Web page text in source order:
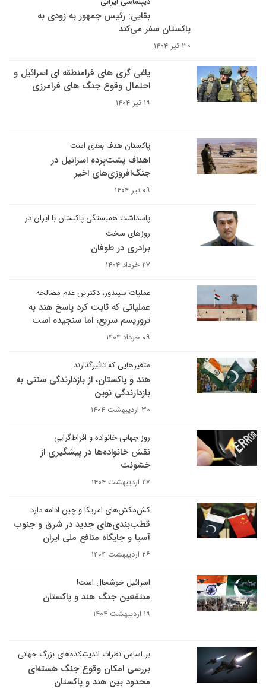
بقایی: رئیس جمهور به زودی به
پاکستان سفر می‌کند
۳۰ تیر ۱۴۰۴
یاغی گری های فرامنطقه ای اسرائیل و
احتمال وقوع جنگ های فرامرزی
۱۹ تیر ۱۴۰۴
پاکستان هدف بعدی است
اهداف پشت‌پرده اسرائیل در
جنگ‌افروزی‌های اخیر
۰۹ تیر ۱۴۰۴
پاسداشت همبستگی پاکستان با ایران در
روزهای سخت
برادری در طوفان
۲۷ خرداد ۱۴۰۴
عملیات سیندور، دکترین عدم مصالحه
عملیاتی که ثابت کرد پاسخ هند به
تروریسم سریع، اما سنجیده است
۰۹ خرداد ۱۴۰۴
متغیرهایی که تاثیرگذارند
هند و پاکستان، از بازدارندگی سنتی به
بازدارندگی نوین
۳۰ اردیبهشت ۱۴۰۴
روز جهانی خانواده و افراط‌گرایی
نقش خانواده‌ها در پیشگیری از
خشونت
۲۷ اردیبهشت ۱۴۰۴
کش‌مکش‌های امریکا و چین ادامه دارد
قطب‌بندی‌های جدید در شرق و جنوب
آسیا و جایگاه منافع ملی ایران
۲۶ اردیبهشت ۱۴۰۴
اسرائیل خوشحال است!
منتفعین جنگ هند و پاکستان
۱۹ اردیبهشت ۱۴۰۴
بر اساس نظرات اندیشکده‌های بزرگ جهانی
بررسی امکان وقوع جنگ هسته‌ای
محدود بین هند و پاکستان